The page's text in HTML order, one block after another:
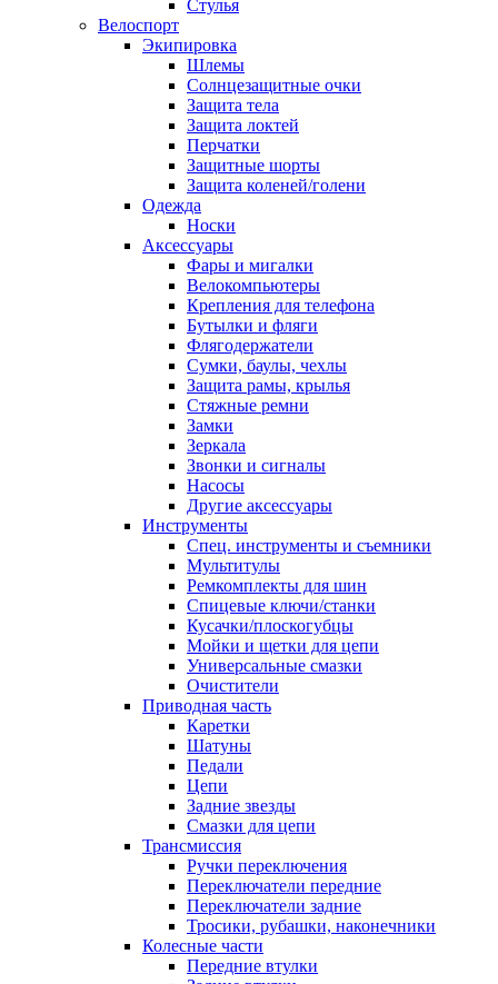
Стулья
Велоспорт
Экипировка
Шлемы
Солнцезащитные очки
Защита тела
Защита локтей
Перчатки
Защитные шорты
Защита коленей/голени
Одежда
Носки
Аксессуары
Фары и мигалки
Велокомпьютеры
Крепления для телефона
Бутылки и фляги
Флягодержатели
Сумки, баулы, чехлы
Защита рамы, крылья
Стяжные ремни
Замки
Зеркала
Звонки и сигналы
Насосы
Другие аксессуары
Инструменты
Спец. инструменты и съемники
Мультитулы
Ремкомплекты для шин
Спицевые ключи/станки
Кусачки/плоскогубцы
Мойки и щетки для цепи
Универсальные смазки
Очистители
Приводная часть
Каретки
Шатуны
Педали
Цепи
Задние звезды
Смазки для цепи
Трансмиссия
Ручки переключения
Переключатели передние
Переключатели задние
Тросики, рубашки, наконечники
Колесные части
Передние втулки